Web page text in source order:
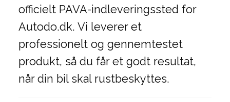
officielt PAVA-indleveringssted for
Autodo.dk. Vi leverer et
professionelt og gennemtestet
produkt, så du får et godt resultat,
når din bil skal rustbeskyttes.